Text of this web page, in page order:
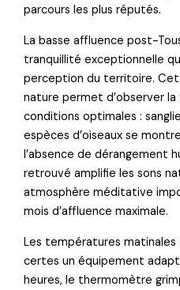
parcours les plus réputés.
La basse affluence post-
tranquillité exceptionnelle
perception du territoire.
nature permet d’observer la
conditions optimales :
espèces d’oiseaux se
l’absence de dérangement
retrouvé amplifie les sons
atmosphère méditative
mois d’affluence maximale.
Les températures
certes un équipement
heures, le thermomètre